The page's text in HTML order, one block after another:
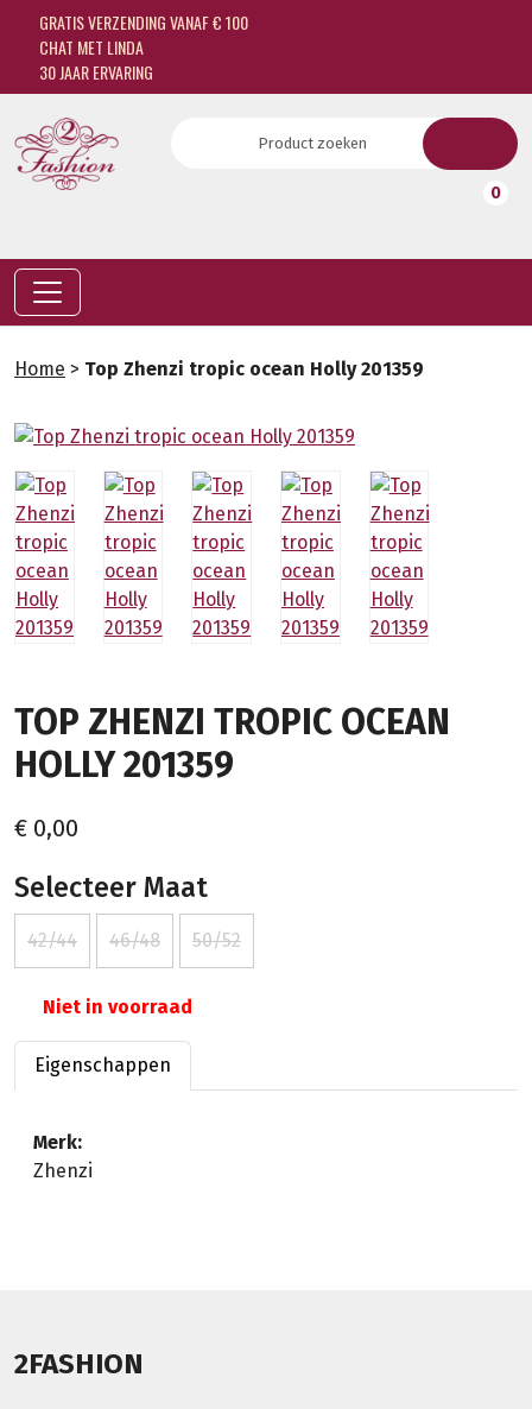
GRATIS VERZENDING VANAF € 100
CHAT MET LINDA
30 JAAR ERVARING
0
Home > Top Zhenzi tropic ocean Holly 201359
TOP ZHENZI TROPIC OCEAN
HOLLY 201359
€ 0,00
Selecteer Maat
42/44 46/48 50/52
Niet in voorraad
Eigenschappen
Merk:
Zhenzi
2FASHION